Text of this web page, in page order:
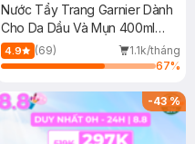
Nước Tẩy Trang Garnier Dành
Cho Da Dầu Và Mụn 400ml
(Mới)
4.9 (69)
1.1k/tháng
67%
-43%